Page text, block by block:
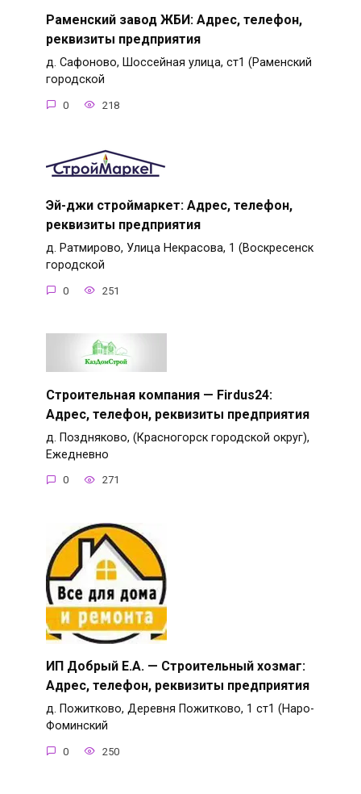
Раменский завод ЖБИ: Адрес, телефон,
реквизиты предприятия
д. Сафоново, Шоссейная улица, ст1 (Раменский
городской
0 218
Эй-джи строймаркет: Адрес, телефон,
реквизиты предприятия
д. Ратмирово, Улица Некрасова, 1 (Воскресенск
городской
0 251
Строительная компания — Firdus24:
Адрес, телефон, реквизиты предприятия
д. Поздняково, (Красногорск городской округ),
Ежедневно
0 271
ИП Добрый Е.А. — Строительный хозмаг:
Адрес, телефон, реквизиты предприятия
д. Пожитково, Деревня Пожитково, 1 ст1 (Наро-
Фоминский
0 250